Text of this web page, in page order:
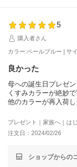
5
購入者さん
カラー:ペールブルー | サ
良かった
母への誕生日プレゼ
くすみカラーが絶妙
他のカラーが再入荷し
プレゼント｜家族へ｜は
注文日：2024/02/26
ショップからの